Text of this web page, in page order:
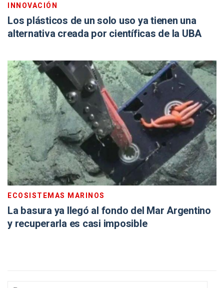
INNOVACIÓN
Los plásticos de un solo uso ya tienen una
alternativa creada por científicas de la UBA
ECOSISTEMAS MARINOS
La basura ya llegó al fondo del Mar Argentino
y recuperarla es casi imposible